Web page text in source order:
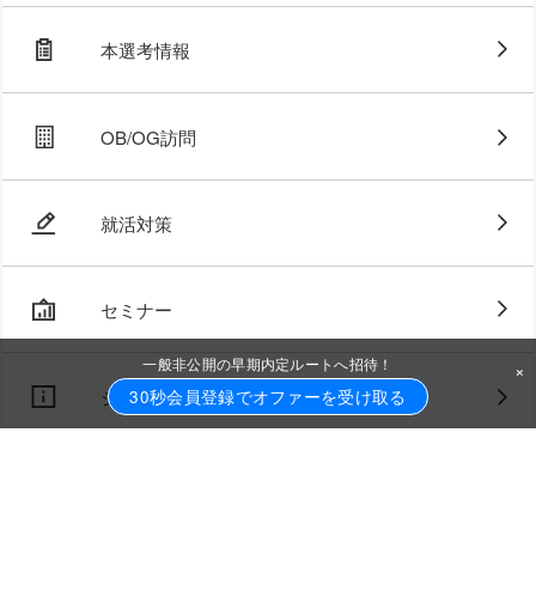
本選考情報
OB/OG訪問
就活対策
セミナー
ジョブトラとは
一般非公開の早期内定ルートへ招待！
30秒会員登録でオファーを受け取る
×